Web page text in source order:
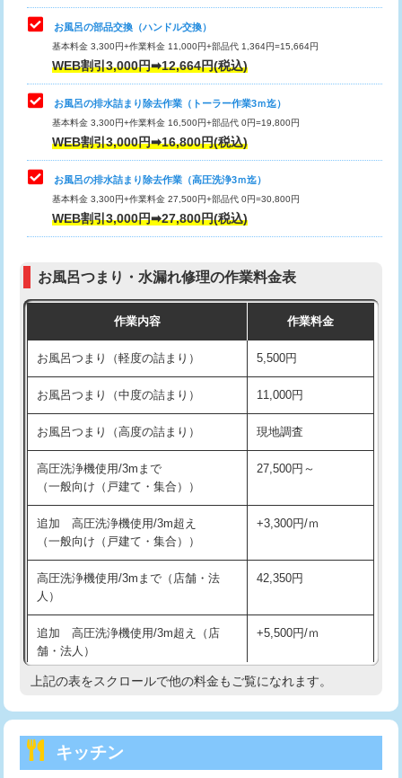
トイレタンク脱着
トイレ便器脱着
タンクレストイレ脱着 33,000円
小便器トイレ脱着
その他部品の脱着 8,800円～
交換・取付（タンク）
交換・取付（普通便座） 11,000円+材料費
交換・取付（温水洗浄便座） 16,500円+材料費
交換・取付(単水栓（壁付・デッキ
式）)
13,200円+材料費
交換・取付(混合水栓（壁付・デッキ
式・ワンホール）)
16,500円+材料費
交換・取付(排水栓・排水トラップ
（P/S/ポップアップ））
22,000円+材料費
交換・取付（その他部品） 11,000円+材料費
持込商品取付（単水栓） 13,200円
持込商品取付（混合水栓）
持込商品取付（浄水器・分岐水栓） 16,500円
持込商品取付（温水洗浄便座） 22,000円
持込商品取付（普通便座⇔温水洗浄便
22,000円
給水管工事※（ホール加工)
お風呂の部品交換（ハンドル交換）
基本料金 3,300円+作業料金 11,000円+部品代 1,364円=15,664円
WEB割引3,000円➡12,664円(税込)
お風呂の排水詰まり除去作業（トーラー作業3ｍ迄）
基本料金 3,300円+作業料金 16,500円+部品代 0円=19,800円
WEB割引3,000円➡16,800円(税込)
お風呂の排水詰まり除去作業（高圧洗浄3ｍ迄）
基本料金 3,300円+作業料金 27,500円+部品代 0円=30,800円
WEB割引3,000円➡27,800円(税込)
お風呂つまり・水漏れ修理の作業料金表
作業内容 作業料金
お風呂つまり（軽度の詰まり） 5,500円
お風呂つまり（中度の詰まり） 11,000円
お風呂つまり（高度の詰まり） 現地調査
高圧洗浄機使用/3mまで
（一般向け（戸建て・集合））
27,500円～
追加 高圧洗浄機使用/3m超え
（一般向け（戸建て・集合））
+3,300円/ｍ
高圧洗浄機使用/3mまで（店舗・法
人）
42,350円
追加 高圧洗浄機使用/3m超え（店
舗・法人）
+5,500円/ｍ
高度高圧洗浄換 現地調査
トーラー機使用/3mまで
上記の表をスクロールで他の料金もご覧になれます。
キッチン